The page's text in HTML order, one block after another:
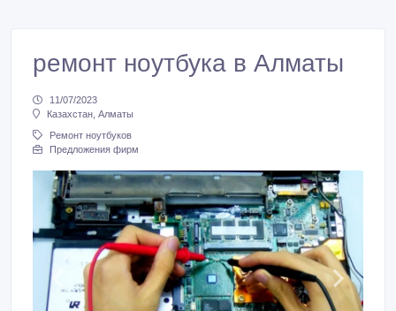
ремонт ноутбука в Алматы
11/07/2023
Казахстан, Алматы
Ремонт ноутбуков
Предложения фирм